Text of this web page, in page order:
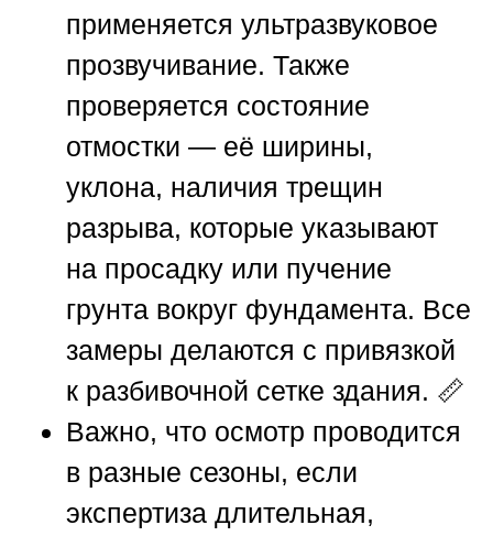
применяется ультразвуковое
прозвучивание. Также
проверяется состояние
отмостки — её ширины,
уклона, наличия трещин
разрыва, которые указывают
на просадку или пучение
грунта вокруг фундамента. Все
замеры делаются с привязкой
к разбивочной сетке здания. 📏
Важно, что осмотр проводится
в разные сезоны, если
экспертиза длительная,